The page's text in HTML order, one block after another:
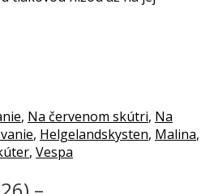
, Na červenom skútri, Na
, Helgelandskysten, Malina,
, Vespa